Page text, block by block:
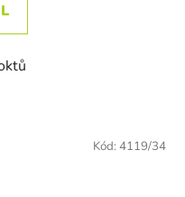
Kód: 4119/34